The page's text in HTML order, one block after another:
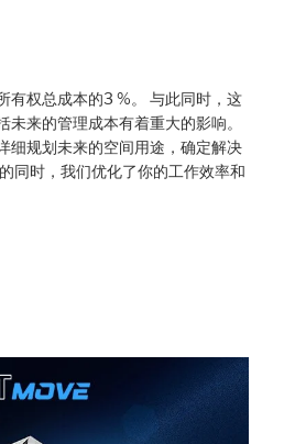
有权总成本的3 %。 与此同时，这
来的管理成本有着重大的影响。
细规划未来的空间用途，确定解决
同时，我们优化了你的工作效率和